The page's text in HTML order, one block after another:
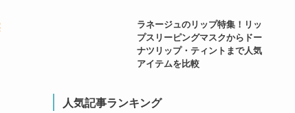
ラネージュのリップ特集！リッ
プスリーピングマスクからドー
ナツリップ・ティントまで人気
アイテムを比較
人気記事ランキング